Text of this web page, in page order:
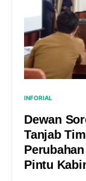
INFORIAL
Dewan
Tanjab
Pintu